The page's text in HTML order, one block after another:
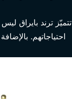
تتميّز ترند بايراق
احتياجاتهم.